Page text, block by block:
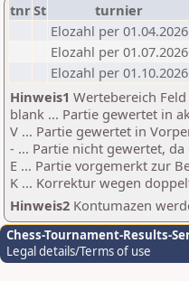
tnrSt turnier
Elozahl per 01.04.2026
Elozahl per 01.07.2026
Elozahl per 01.10.2026
Hinweis1 Wertebereich Feld
blank ... Partie gewertet in
V ... Partie gewertet in
- ... Partie nicht gewertet,
E ... Partie vorgemerkt zur
K ... Korrektur wegen
Hinweis2 Kontumazen
Chess-Tournament-Results-
Legal details/Terms of use